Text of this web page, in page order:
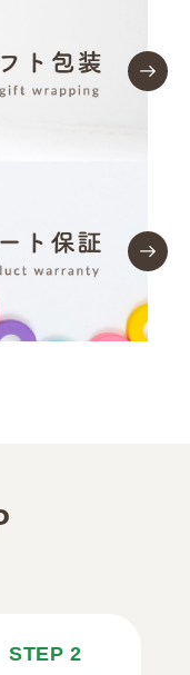
STEP 2